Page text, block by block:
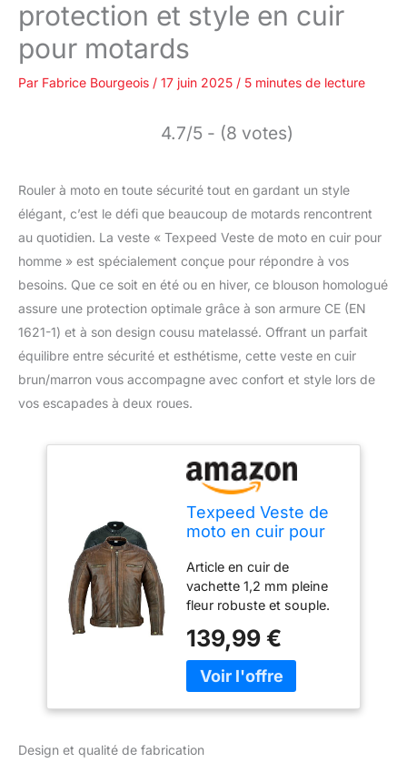
protection et style en cuir
pour motards
Par Fabrice Bourgeois / 17 juin 2025 / 5 minutes de lecture
4.7/5 - (8 votes)
Rouler à moto en toute sécurité tout en gardant un style
élégant, c’est le défi que beaucoup de motards rencontrent
au quotidien. La veste « Texpeed Veste de moto en cuir pour
homme » est spécialement conçue pour répondre à vos
besoins. Que ce soit en été ou en hiver, ce blouson homologué
assure une protection optimale grâce à son armure CE (EN
1621-1) et à son design cousu matelassé. Offrant un parfait
équilibre entre sécurité et esthétisme, cette veste en cuir
brun/marron vous accompagne avec confort et style lors de
vos escapades à deux roues.
Texpeed Veste de
moto en cuir pour
Homologué blouson
été/hiver de moto
de tourisme avec
protection véritable
biker CE armor (EN
1621-1) Design
cousu matelassé -
Brun/Marron - M
Article en cuir de
vachette 1,2 mm pleine
fleur robuste et souple.
internes certifiées CE au
niveau des épaules, des
coudes et des avant-
résistantes. Protection
139,99 €
Design et qualité de fabrication